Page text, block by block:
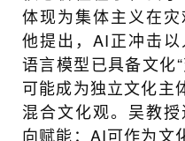
体现为集体主义在灾
他提出，AI正冲击
语言模型已具备文化
可能成为独立文化主
混合文化观。吴教
向赋能：AI可作为文